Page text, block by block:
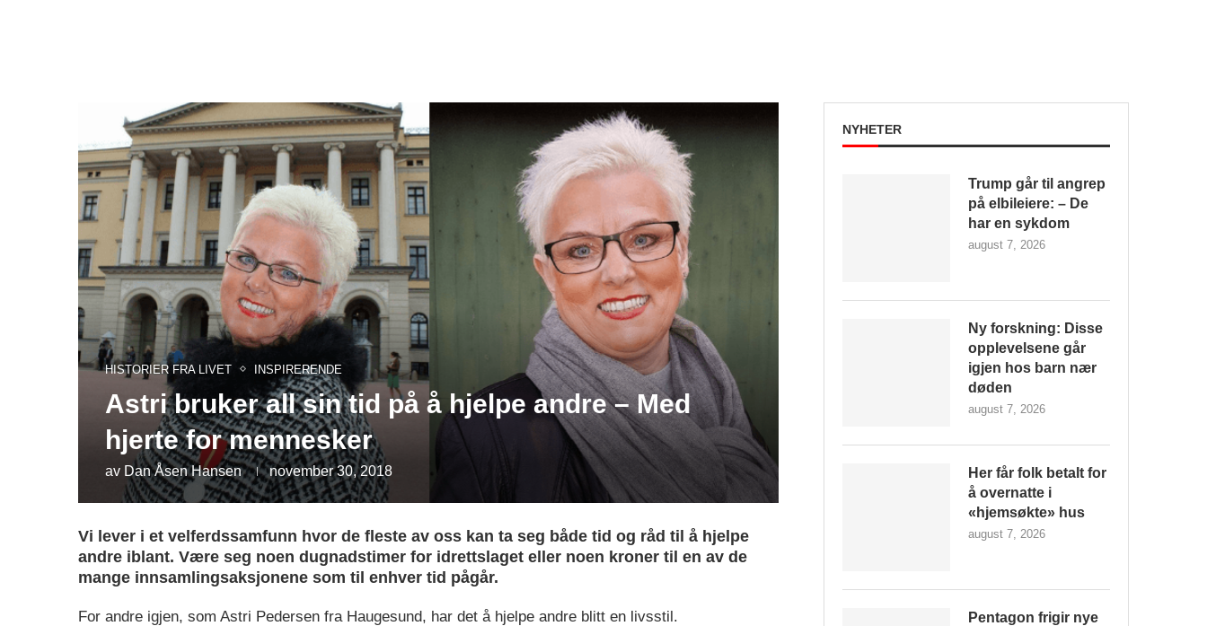
HISTORIER FRA LIVET INSPIRERENDE
Astri bruker all sin tid på å hjelpe andre – Med
hjerte for mennesker
av Dan Åsen Hansen november 30, 2018
Vi lever i et velferdssamfunn hvor de fleste av oss kan ta seg både tid og råd til å hjelpe
andre iblant. Være seg noen dugnadstimer for idrettslaget eller noen kroner til en av de
mange innsamlingsaksjonene som til enhver tid pågår.
For andre igjen, som Astri Pedersen fra Haugesund, har det å hjelpe andre blitt en livsstil.
NYHETER
Trump går til angrep
på elbileiere: – De
har en sykdom
august 7, 2026
Ny forskning: Disse
opplevelsene går
igjen hos barn nær
døden
august 7, 2026
Her får folk betalt for
å overnatte i
«hjemsøkte» hus
august 7, 2026
Pentagon frigir nye